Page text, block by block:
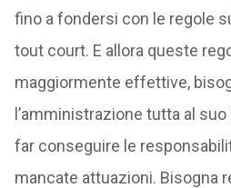
fino a fondersi con le regole
tout court. E allora queste
maggiormente effettive,
l’amministrazione tutta al
far conseguire le
mancate attuazioni. Bisogna